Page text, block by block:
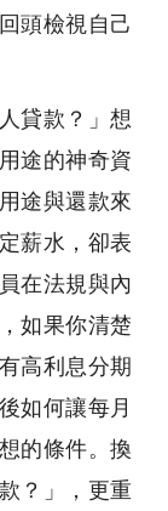
頭檢視自己
貸款？」想
途的神奇資
途與還款來
薪水，卻表
在法規與內
如果你清楚
高利息分期
如何讓每月
的條件。換
？」，更重